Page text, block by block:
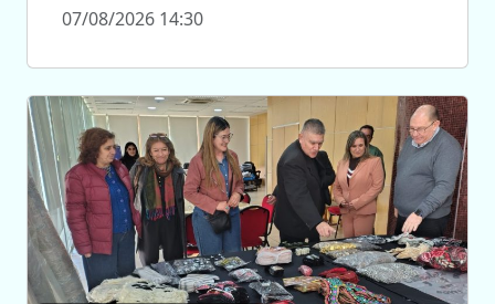
07/08/2026 14:30